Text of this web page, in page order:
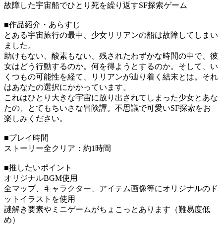
故障した宇宙船でひとり死を繰り返すSF探索ゲーム
■作品紹介・あらすじ
とある宇宙旅行の最中、少女リリアンの船は故障してしまい
ました。
助けもない、酸素もない、残されたわずかな時間の中で、彼
女はどう行動するのか。何を得ようとするのか。そして、い
くつもの可能性を経て、リリアンが辿り着く結末とは。それ
はあなたの選択にかかっています。
これはひとり大きな宇宙に放り出されてしまった少女とあな
たの、とてもちいさな冒険譚。不思議で可愛いSF探索をお
楽しみください。
■プレイ時間
ストーリー全クリア：約1時間
■推したいポイント
オリジナルBGM使用
全マップ、キャラクター、アイテム画像等にオリジナルのド
ットイラストを使用
謎解き要素やミニゲームがちょこっとあります（難易度低
め）